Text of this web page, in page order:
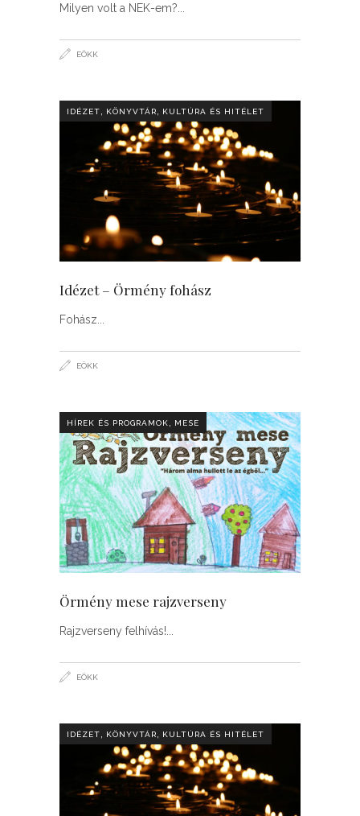
Milyen volt a NEK-em?
EÖKK
IDÉZET KÖNYVTÁR KULTÚRA ÉS HITÉLET
Idézet – Örmény fohász
Fohász
EÖKK
HÍREK ÉS PROGRAMOK MESE
Örmény mese rajzverseny
Rajzverseny felhívás!
EÖKK
IDÉZET KÖNYVTÁR KULTÚRA ÉS HITÉLET